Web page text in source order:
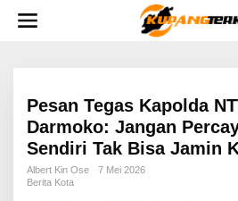
Pesan Tegas Kapolda
Darmoko: Jangan
Sendiri Tak Bisa Jamin
Albert Kin Ose
7 Mei 2026
Berita Kota